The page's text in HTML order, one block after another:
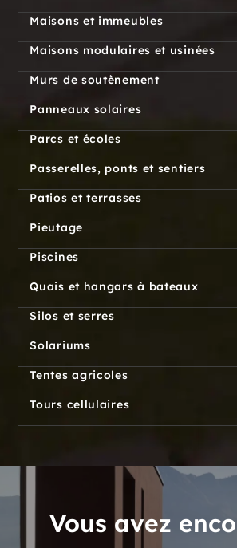
Maisons et immeubles
Maisons modulaires et usinées
Murs de soutènement
Panneaux solaires
Parcs et écoles
Passerelles, ponts et sentiers
Patios et terrasses
Pieutage
Piscines
Quais et hangars à bateaux
Silos et serres
Solariums
Tentes agricoles
Tours cellulaires
Vous avez